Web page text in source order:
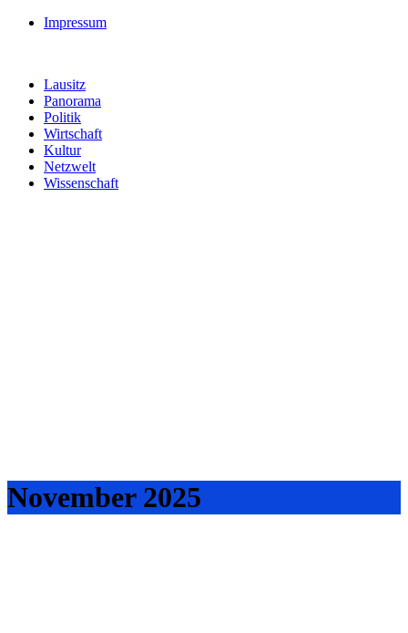
Impressum
Lausitz
Panorama
Politik
Wirtschaft
Kultur
Netzwelt
Wissenschaft
November 2025